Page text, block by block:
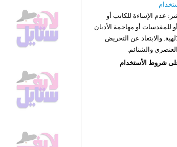
عدم الإساءة للكاتب أو
للمقدسات أو مهاجمة الأديان
والابتعاد عن التحريض
والشتائم.
شروط الأستخدام